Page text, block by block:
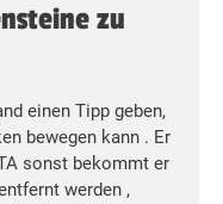
zu
einen Tipp geben,
bewegen kann . Er
sonst bekommt er
werden ,